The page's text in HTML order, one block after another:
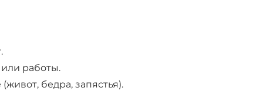
работы.
бедра, запястья).